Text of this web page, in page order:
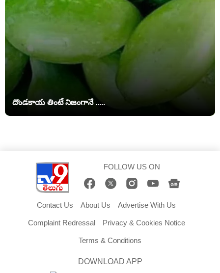
దొండకాయ తింటే నిజంగానే .....
FOLLOW US ON
Contact Us About Us Advertise With Us
Complaint Redressal Privacy & Cookies Notice
Terms & Conditions
DOWNLOAD APP